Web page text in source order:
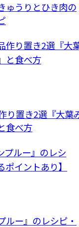
ゅうりとひき肉の
り置き2選『大葉
食べ方
ルー』のレシピ・